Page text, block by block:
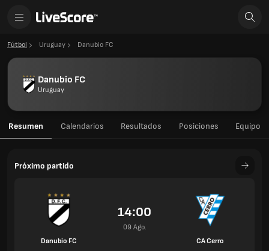
Fútbol Uruguay Danubio FC
Danubio FC
Uruguay
Resumen Calendarios Resultados Posiciones Equipo
Próximo partido
Danubio FC
14:00
09 Ago.
CA Cerro